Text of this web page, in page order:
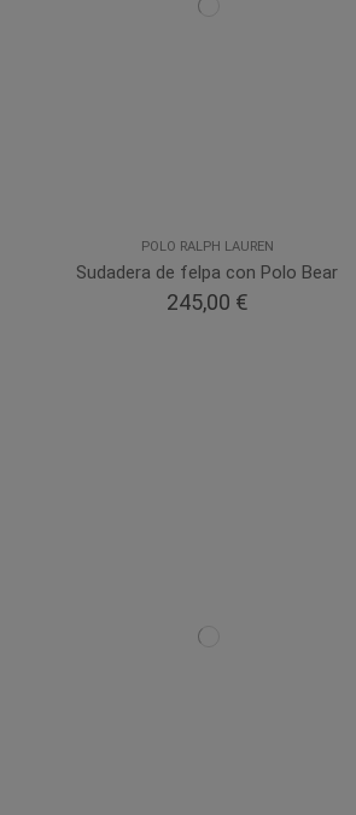
POLO RALPH LAUREN
Sudadera de felpa con Polo Bear
245,00 €